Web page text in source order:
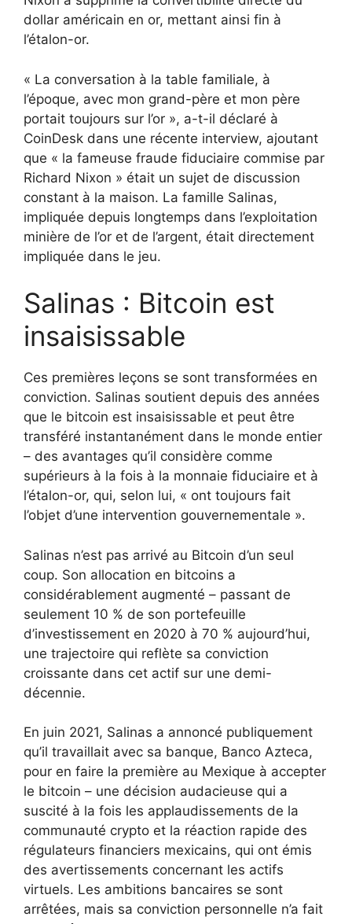
dollar américain en or, mettant ainsi fin à
l’étalon-or.
« La conversation à la table familiale, à
l’époque, avec mon grand-père et mon père
portait toujours sur l’or », a-t-il déclaré à
CoinDesk dans une récente interview, ajoutant
que « la fameuse fraude fiduciaire commise par
Richard Nixon » était un sujet de discussion
constant à la maison. La famille Salinas,
impliquée depuis longtemps dans l’exploitation
minière de l’or et de l’argent, était directement
impliquée dans le jeu.
Salinas : Bitcoin est
insaisissable
Ces premières leçons se sont transformées en
conviction. Salinas soutient depuis des années
que le bitcoin est insaisissable et peut être
transféré instantanément dans le monde entier
– des avantages qu’il considère comme
supérieurs à la fois à la monnaie fiduciaire et à
l’étalon-or, qui, selon lui, « ont toujours fait
l’objet d’une intervention gouvernementale ».
Salinas n’est pas arrivé au Bitcoin d’un seul
coup. Son allocation en bitcoins a
considérablement augmenté – passant de
seulement 10 % de son portefeuille
d’investissement en 2020 à 70 % aujourd’hui,
une trajectoire qui reflète sa conviction
croissante dans cet actif sur une demi-
décennie.
En juin 2021, Salinas a annoncé publiquement
qu’il travaillait avec sa banque, Banco Azteca,
pour en faire la première au Mexique à accepter
le bitcoin – une décision audacieuse qui a
suscité à la fois les applaudissements de la
communauté crypto et la réaction rapide des
régulateurs financiers mexicains, qui ont émis
des avertissements concernant les actifs
virtuels. Les ambitions bancaires se sont
arrêtées, mais sa conviction personnelle n’a fait